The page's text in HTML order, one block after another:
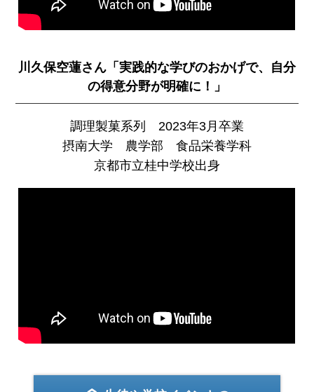
川久保空蓮さん「実践的な学びのおかげで、自分
の得意分野が明確に！」
調理製菓系列 2023年3月卒業
摂南大学 農学部 食品栄養学科
京都市立桂中学校出身